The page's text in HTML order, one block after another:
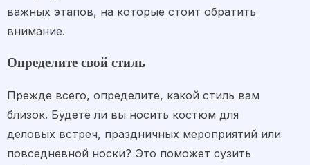
важных этапов, на которые стоит обратить
внимание.
Определите свой стиль
Прежде всего, определите, какой стиль вам
близок. Будете ли вы носить костюм для
деловых встреч, праздничных мероприятий или
повседневной носки? Это поможет сузить